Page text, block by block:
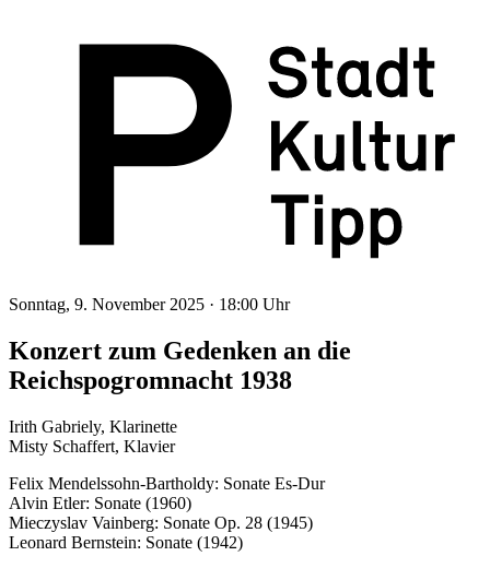
Sonntag, 9. November 2025 · 18:00 Uhr
Konzert zum Gedenken an die
Reichspogromnacht 1938
Irith Gabriely, Klarinette
Misty Schaffert, Klavier
Felix Mendelssohn-Bartholdy: Sonate Es-Dur
Alvin Etler: Sonate (1960)
Mieczyslav Vainberg: Sonate Op. 28 (1945)
Leonard Bernstein: Sonate (1942)